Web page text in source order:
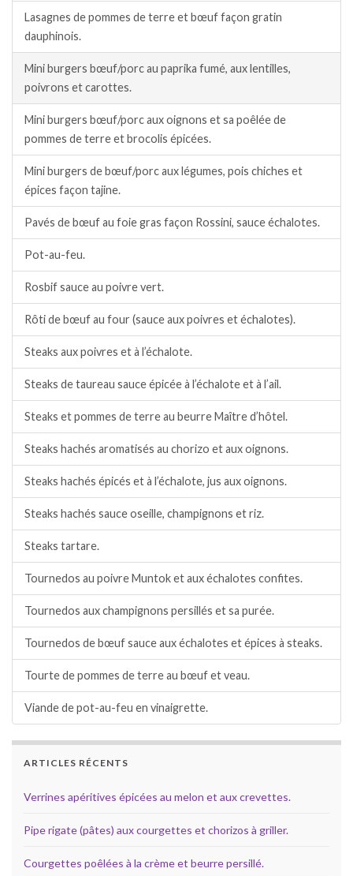
Lasagnes de pommes de terre et bœuf façon gratin
dauphinois.
Mini burgers bœuf/porc au paprika fumé, aux lentilles,
poivrons et carottes.
Mini burgers bœuf/porc aux oignons et sa poêlée de
pommes de terre et brocolis épicées.
Mini burgers de bœuf/porc aux légumes, pois chiches et
épices façon tajine.
Pavés de bœuf au foie gras façon Rossini, sauce échalotes.
Pot-au-feu.
Rosbif sauce au poivre vert.
Rôti de bœuf au four (sauce aux poivres et échalotes).
Steaks aux poivres et à l’échalote.
Steaks de taureau sauce épicée à l’échalote et à l’ail.
Steaks et pommes de terre au beurre Maître d’hôtel.
Steaks hachés aromatisés au chorizo et aux oignons.
Steaks hachés épicés et à l’échalote, jus aux oignons.
Steaks hachés sauce oseille, champignons et riz.
Steaks tartare.
Tournedos au poivre Muntok et aux échalotes confites.
Tournedos aux champignons persillés et sa purée.
Tournedos de bœuf sauce aux échalotes et épices à steaks.
Tourte de pommes de terre au bœuf et veau.
Viande de pot-au-feu en vinaigrette.
ARTICLES RÉCENTS
Verrines apéritives épicées au melon et aux crevettes.
Pipe rigate (pâtes) aux courgettes et chorizos à griller.
Courgettes poêlées à la crème et beurre persillé.